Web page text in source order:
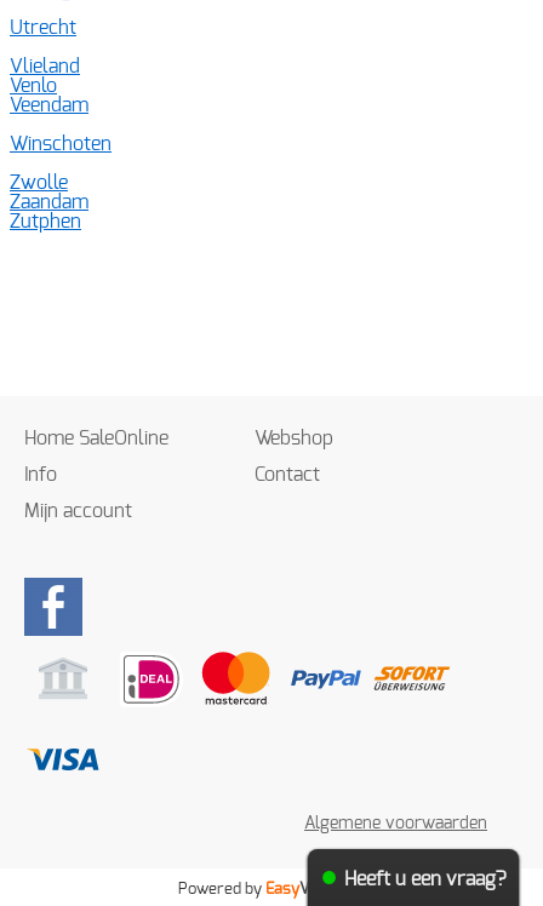
Utrecht
Vlieland
Venlo
Veendam
Winschoten
Zwolle
Zaandam
Zutphen
Home SaleOnline
Webshop
Info
Contact
Mijn account
Algemene voorwaarden
Heeft u een vraag?
Powered by EasyWebshop